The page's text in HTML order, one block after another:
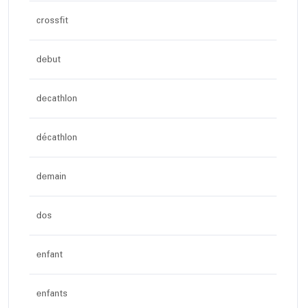
crossfit
debut
decathlon
décathlon
demain
dos
enfant
enfants